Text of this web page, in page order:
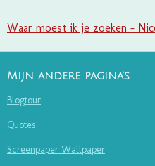
Waar moest ik je zoeken -
Mijn andere pagina's
Blogtour
Quotes
Screenpaper Wallpaper